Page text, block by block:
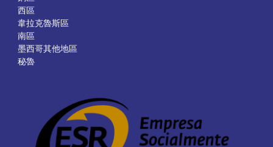
西區
韋拉克魯斯區
南區
墨西哥其他地區
秘魯